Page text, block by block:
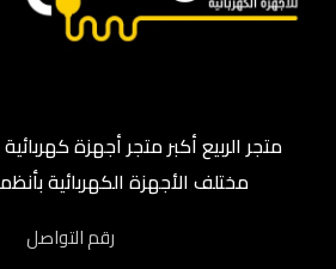
متجر الربيع أكبر متجر أجهزة
مختلف الأجهزة الكهربائية
رقم التواصل